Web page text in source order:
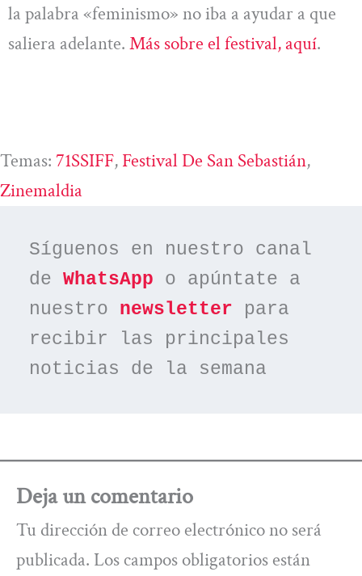
la palabra «feminismo» no iba a ayudar a que
saliera adelante. Más sobre el festival, aquí.
Temas: 71SSIFF, Festival De San Sebastián
Zinemaldia
Síguenos en nuestro canal
de WhatsApp o apúntate a
nuestro newsletter para
recibir las principales
noticias de la semana
Deja un comentario
Tu dirección de correo electrónico no será
publicada. Los campos obligatorios están